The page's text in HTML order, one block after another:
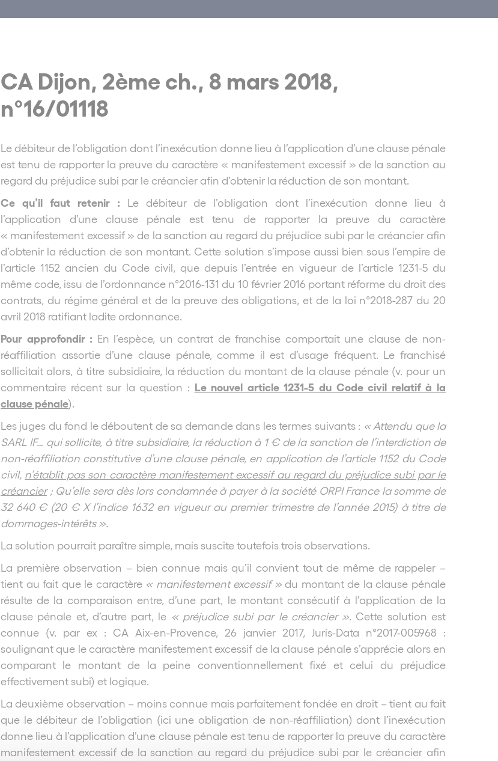
CA Dijon, 2ème ch., 8 mars 2018,
n°16/01118
Le débiteur de l’obligation dont l’inexécution donne lieu à l’application d’une clause pénale
est tenu de rapporter la preuve du caractère « manifestement excessif » de la sanction au
regard du préjudice subi par le créancier afin d’obtenir la réduction de son montant.
Ce qu’il faut retenir : Le débiteur de l’obligation dont l’inexécution donne lieu à
l’application d’une clause pénale est tenu de rapporter la preuve du caractère
« manifestement excessif » de la sanction au regard du préjudice subi par le créancier afin
d’obtenir la réduction de son montant. Cette solution s’impose aussi bien sous l’empire de
l’article 1152 ancien du Code civil, que depuis l’entrée en vigueur de l’article 1231-5 du
même code, issu de l’ordonnance n°2016-131 du 10 février 2016 portant réforme du droit des
contrats, du régime général et de la preuve des obligations, et de la loi n°2018-287 du 20
avril 2018 ratifiant ladite ordonnance.
Pour approfondir : En l’espèce, un contrat de franchise comportait une clause de non-
réaffiliation assortie d’une clause pénale, comme il est d’usage fréquent. Le franchisé
sollicitait alors, à titre subsidiaire, la réduction du montant de la clause pénale (v. pour un
commentaire récent sur la question : Le nouvel article 1231-5 du Code civil relatif à la
clause pénale).
Les juges du fond le déboutent de sa demande dans les termes suivants : « Attendu que la
SARL IF… qui sollicite, à titre subsidiaire, la réduction à 1 € de la sanction de l’interdiction de
non-réaffiliation constitutive d’une clause pénale, en application de l’article 1152 du Code
civil, n’établit pas son caractère manifestement excessif au regard du préjudice subi par le
créancier; Qu’elle sera dès lors condamnée à payer à la société ORPI France la somme de
32 640 € (20 € X l’indice 1632 en vigueur au premier trimestre de l’année 2015) à titre de
dommages-intérêts ».
La solution pourrait paraître simple, mais suscite toutefois trois observations.
La première observation – bien connue mais qu’il convient tout de même de rappeler –
tient au fait que le caractère « manifestement excessif »du montant de la clause pénale
résulte de la comparaison entre, d’une part, le montant consécutif à l’application de la
clause pénale et, d’autre part, le « préjudice subi par le créancier » . Cette solution est
connue (v. par ex : CA Aix-en-Provence, 26 janvier 2017, Juris-Data n°2017-005968 :
soulignant que le caractère manifestement excessif de la clause pénale s’apprécie alors en
comparant le montant de la peine conventionnellement fixé et celui du préjudice
effectivement subi) et logique.
La deuxième observation – moins connue mais parfaitement fondée en droit – tient au fait
que le débiteur de l’obligation (ici une obligation de non-réaffiliation) dont l’inexécution
donne lieu à l’application d’une clause pénale est tenu de rapporter la preuve du caractère
manifestement excessif de la sanction au regard du préjudice subi par le créancier afin